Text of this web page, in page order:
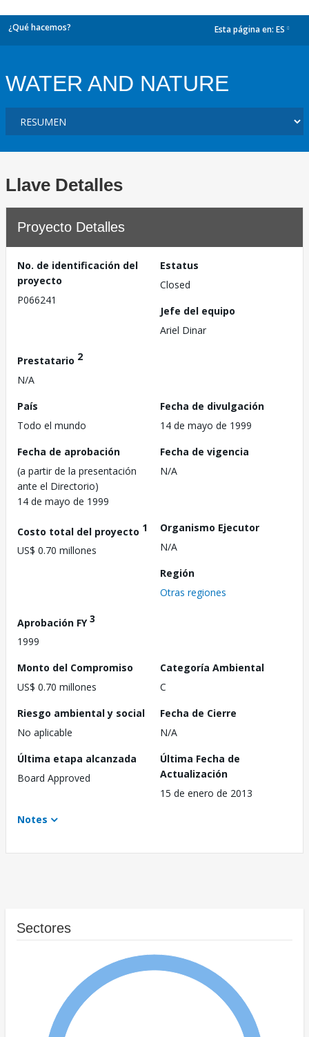
¿Qué hacemos? Esta página en: ES
WATER AND NATURE
Llave Detalles
Proyecto Detalles
No. de identificación del
proyecto
P066241
Estatus
Closed
Jefe del equipo
Ariel Dinar
Prestatario 2
N/A
País
Todo el mundo
Fecha de divulgación
14 de mayo de 1999
Fecha de aprobación
(a partir de la presentación
ante el Directorio)
14 de mayo de 1999
Fecha de vigencia
N/A
Costo total del proyecto 1
US$ 0.70 millones
Organismo Ejecutor
N/A
Región
Otras regiones
Aprobación FY3
1999
Monto del Compromiso
US$ 0.70 millones
Categoría Ambiental
C
Riesgo ambiental y social
No aplicable
Fecha de Cierre
N/A
Última etapa alcanzada
Board Approved
Última Fecha de
Actualización
15 de enero de 2013
Notes
Sectores